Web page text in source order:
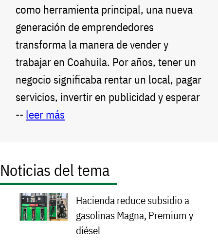
como herramienta principal, una nueva
generación de emprendedores
transforma la manera de vender y
trabajar en Coahuila. Por años, tener un
negocio significaba rentar un local, pagar
servicios, invertir en publicidad y esperar
-- leer más
Noticias del tema
Hacienda reduce subsidio a
gasolinas Magna, Premium y
diésel